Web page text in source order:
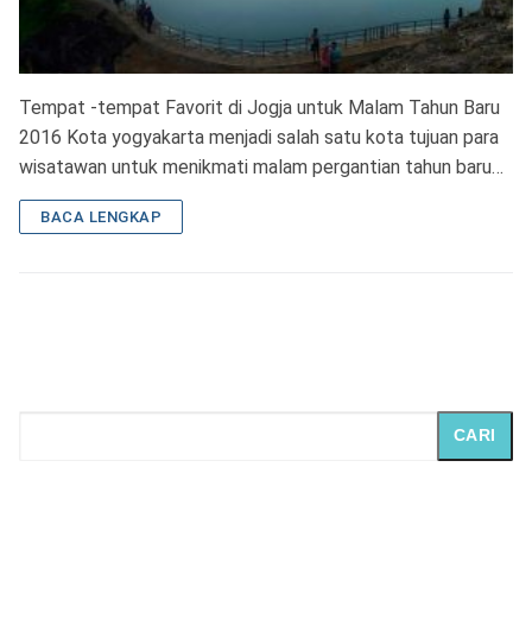
Tempat -tempat Favorit di Jogja untuk Malam Tahun Baru
2016 Kota yogyakarta menjadi salah satu kota tujuan para
wisatawan untuk menikmati malam pergantian tahun baru…
BACA LENGKAP
CARI